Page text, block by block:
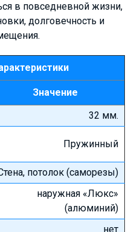
в повседневной жизни,
долговечность и
Значение
32 мм.
Пружинный
потолок (саморезы)
наружная «Люкс»
(алюминий)
нет